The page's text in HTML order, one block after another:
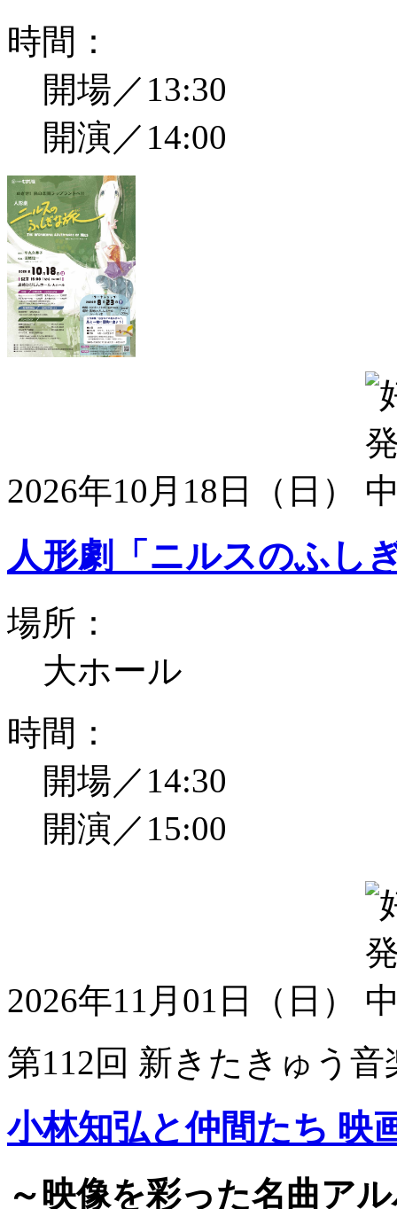
時間：
開場／13:30
開演／14:00
2026年10月18日（日）
人形劇「ニルスのふし
場所：
大ホール
時間：
開場／14:30
開演／15:00
2026年11月01日（日）
第112回 新きたきゅう音
小林知弘と仲間たち 映
～映像を彩った名曲ア